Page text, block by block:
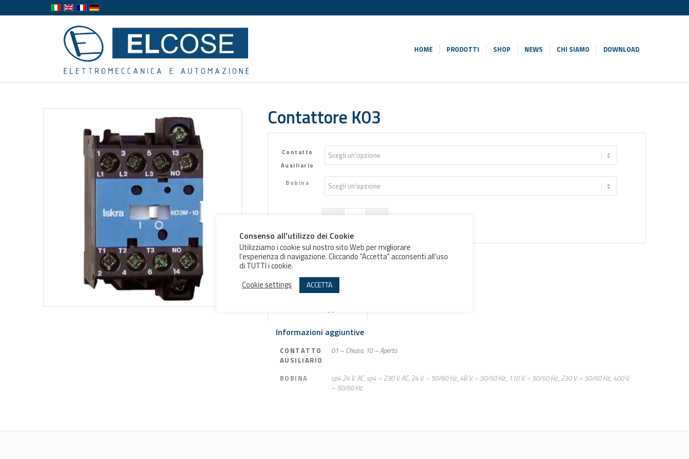
HOME PRODOTTI SHOP NEWS CHI SIAMO DOWNLOAD
Contattore K03
Contatto
Ausiliario
Bobina
Aggiungi al preventivo
Informazioni aggiuntive
CONTATTO
AUSILIARIO
01 – Chiuso, 10 – Aperto
BOBINA
sp4 24 V. AC, sp4 – 230 V. AC, 24 V. – 50/60 Hz., 48 V. – 50/60 Hz., 110 V. – 50/60 Hz., 230 V. – 50/60 Hz., 400 V.
– 50/60 Hz.
Consenso all'utilizzo dei Cookie
Utilizziamo i cookie sul nostro sito Web per migliorare
l’esperienza di navigazione. Cliccando "Accetta" acconsenti all'uso
di TUTTI i cookie.
Cookie settings
ACCETTA